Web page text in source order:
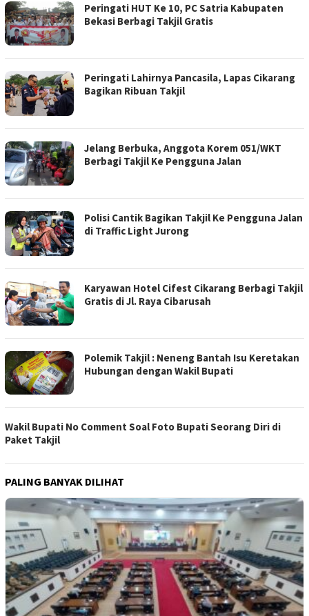
Peringati HUT Ke 10, PC Satria Kabupaten
Bekasi Berbagi Takjil Gratis
Peringati Lahirnya Pancasila, Lapas Cikarang
Bagikan Ribuan Takjil
Jelang Berbuka, Anggota Korem 051/WKT
Berbagi Takjil Ke Pengguna Jalan
Polisi Cantik Bagikan Takjil Ke Pengguna Jalan
di Traffic Light Jurong
Karyawan Hotel Cifest Cikarang Berbagi Takjil
Gratis di Jl. Raya Cibarusah
Polemik Takjil : Neneng Bantah Isu Keretakan
Hubungan dengan Wakil Bupati
Wakil Bupati No Comment Soal Foto Bupati Seorang Diri di
Paket Takjil
PALING BANYAK DILIHAT